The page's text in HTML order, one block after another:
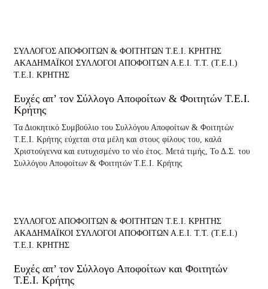
ΣΥΛΛΟΓΟΣ ΑΠΟΦΟΙΤΩΝ & ΦΟΙΤΗΤΩΝ Τ.Ε.Ι. ΚΡΗΤΗΣ
ΑΚΑΔΗΜΑΪΚΟΙ ΣΥΛΛΟΓΟΙ ΑΠΟΦΟΙΤΩΝ Α.Ε.Ι. Τ.Τ. (Τ.Ε.Ι.)
Τ.Ε.Ι. ΚΡΗΤΗΣ
Ευχές απ’ τον Σύλλογο Αποφοίτων & Φοιτητών Τ.Ε.Ι.
Κρήτης
Τα Διοκητικό Συμβούλιο του Συλλόγου Αποφοίτων & Φοιτητών
Τ.Ε.Ι. Κρήτης εύχεται στα μέλη και στους φίλους του, καλά
Χριστούγεννα και ευτυχισμένο το νέο έτος. Μετά τιμής, Το Δ.Σ. του
Συλλόγου Αποφοίτων & Φοιτητών Τ.Ε.Ι. Κρήτης
ΣΥΛΛΟΓΟΣ ΑΠΟΦΟΙΤΩΝ & ΦΟΙΤΗΤΩΝ Τ.Ε.Ι. ΚΡΗΤΗΣ
ΑΚΑΔΗΜΑΪΚΟΙ ΣΥΛΛΟΓΟΙ ΑΠΟΦΟΙΤΩΝ Α.Ε.Ι. Τ.Τ. (Τ.Ε.Ι.)
Τ.Ε.Ι. ΚΡΗΤΗΣ
Ευχές απ’ τον Σύλλογο Αποφοίτων και Φοιτητών
Τ.Ε.Ι. Κρήτης